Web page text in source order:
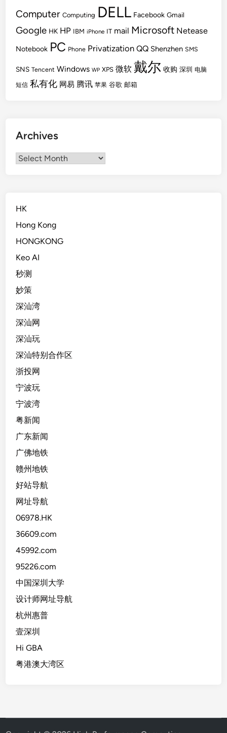
Computer Computing DELL Facebook Gmail
Google HK HP IBM iPhone IT mail Microsoft Netease
Notebook PC Phone Privatization QQ Shenzhen SMS
SNS Tencent Windows WP XPS 微软 戴尔 收购 深圳 电脑
短信 私有化 网易 腾讯 苹果 谷歌 邮箱
Archives
Archives
HK
Hong Kong
HONGKONG
Keo AI
秒测
妙策
深汕湾
深汕网
深汕玩
深汕特别合作区
浙投网
宁波玩
宁波湾
粤新闻
广东新闻
广佛地铁
赣州地铁
好站导航
网址导航
06978.HK
36609.com
45992.com
95226.com
中国深圳大学
设计师网址导航
杭州惠普
壹深圳
Hi GBA
粤港澳大湾区